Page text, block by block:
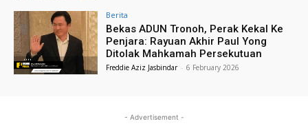
Berita
Bekas ADUN Tronoh, Perak Kekal Ke
Penjara: Rayuan Akhir Paul Yong
Ditolak Mahkamah Persekutuan
Freddie Aziz Jasbindar - 6 February 2026
- Advertisement -